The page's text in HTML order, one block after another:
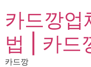
카드깡업
법 | 카드
카드깡